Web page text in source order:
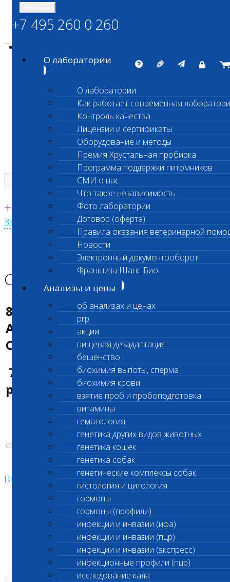
ШАНС БИО
Независимая ветеринарная лаборатория
Единая круглосуточная справочная
+7 495 260 0 260
Заказать звонок с сайта
+7 495 260 0 260
О лаборатории
О лаборатории
Как работает современная
Контроль качества
Лицензии и сертификаты
Оборудование и методы
Премия Хрустальная пробирка
Программа поддержки питомников
СМИ о нас
Что такое независимость
Фото лаборатории
Договор (оферта)
Правила оказания ветеринарной
Новости
Электронный документооборот
Франшиза Шанс Био
Анализы и цены
об анализах и ценах
prp
акции
пищевая дезадаптация
бешенство
биохимия выпоты, сперма
биохимия крови
взятие проб и пробоподготовка
витамины
гематология
генетика других видов животных
генетика кошек
генетика собак
генетические комплексы собак
гистология и цитология
гормоны
гормоны (профили)
инфекции и инвазии (ифа)
инфекции и инвазии (пцр)
инфекции и инвазии (экспресс)
инфекционные профили (пцр)
исследование кала
Главная страница
Санитарные дни!
Санитарные дни!
8 мая в филиале лаборатории г.
Апрелевка Б.Лесная д.37
САНИТАРНЫЙ ДЕНЬ
7 мая лаборатория будет
работать с 12:00.
03.05.2017
Возврат к списку